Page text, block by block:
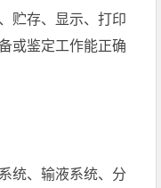
贮存、显示、打印
或鉴定工作能正确
统、输液系统、分